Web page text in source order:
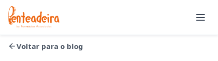
Abrir
Voltar para o blog